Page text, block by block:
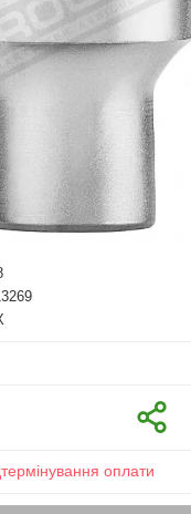
оплати